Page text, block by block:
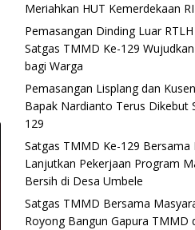
Meriahkan HUT Kemerdekaan
Pemasangan Dinding Luar
Satgas TMMD Ke-129
bagi Warga
Pemasangan Lisplang dan
Bapak Nardianto Terus Dikebut
129
Satgas TMMD Ke-129 Bersama
Lanjutkan Pekerjaan Program
Bersih di Desa Umbele
Satgas TMMD Bersama
Royong Bangun Gapura TMMD